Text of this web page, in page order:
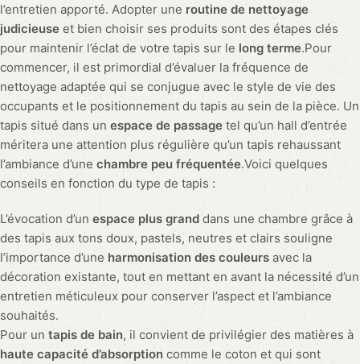
l’entretien apporté. Adopter une routine de nettoyage
judicieuse et bien choisir ses produits sont des étapes clés
pour maintenir l’éclat de votre tapis sur le long terme.Pour
commencer, il est primordial d’évaluer la fréquence de
nettoyage adaptée qui se conjugue avec le style de vie des
occupants et le positionnement du tapis au sein de la pièce. Un
tapis situé dans un espace de passage tel qu’un hall d’entrée
méritera une attention plus régulière qu’un tapis rehaussant
l’ambiance d’une chambre peu fréquentée.Voici quelques
conseils en fonction du type de tapis :
L’évocation d’un espace plus grand dans une chambre grâce à
des tapis aux tons doux, pastels, neutres et clairs souligne
l’importance d’une harmonisation des couleurs avec la
décoration existante, tout en mettant en avant la nécessité d’un
entretien méticuleux pour conserver l’aspect et l’ambiance
souhaités.
Pour un tapis de bain, il convient de privilégier des matières à
haute capacité d’absorption comme le coton et qui sont